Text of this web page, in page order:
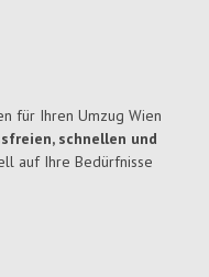
für Ihren Umzug Wien
schnellen und
auf Ihre Bedürfnisse